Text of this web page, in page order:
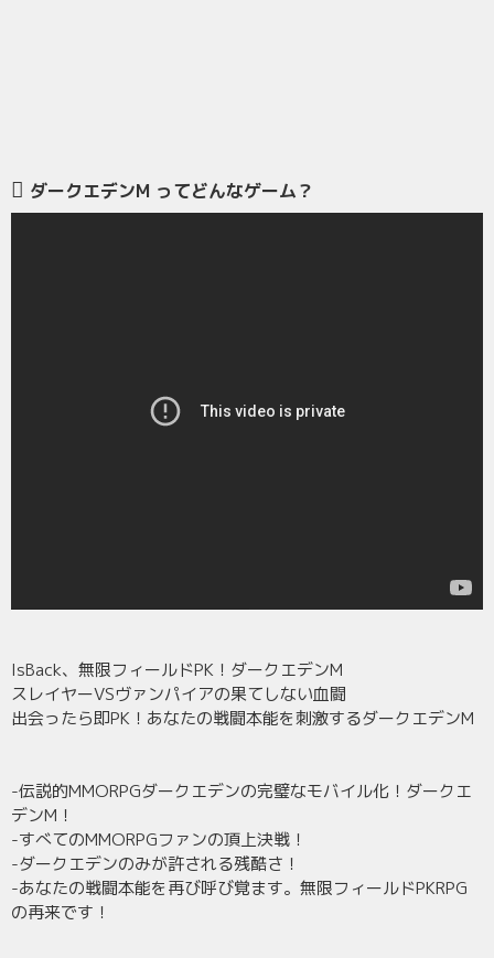
ダークエデンM ってどんなゲーム？
IsBack、無限フィールドPK！ダークエデンM
スレイヤーVSヴァンパイアの果てしない血闘
出会ったら即PK！あなたの戦闘本能を刺激するダークエデンM
-伝説的MMORPGダークエデンの完璧なモバイル化！ダークエ
デンM！
-すべてのMMORPGファンの頂上決戦！
-ダークエデンのみが許される残酷さ！
-あなたの戦闘本能を再び呼び覚ます。無限フィールドPKRPG
の再来です！